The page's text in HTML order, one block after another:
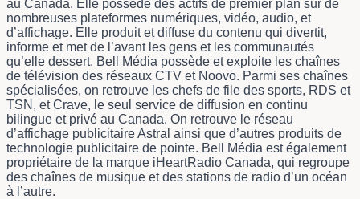
au Canada. Elle possède des actifs de premier plan sur de
nombreuses plateformes numériques, vidéo, audio, et
d’affichage. Elle produit et diffuse du contenu qui divertit,
informe et met de l’avant les gens et les communautés
qu’elle dessert. Bell Média possède et exploite les chaînes
de télévision des réseaux CTV et Noovo. Parmi ses chaînes
spécialisées, on retrouve les chefs de file des sports, RDS et
TSN, et Crave, le seul service de diffusion en continu
bilingue et privé au Canada. On retrouve le réseau
d’affichage publicitaire Astral ainsi que d’autres produits de
technologie publicitaire de pointe. Bell Média est également
propriétaire de la marque iHeartRadio Canada, qui regroupe
des chaînes de musique et des stations de radio d’un océan
à l’autre.